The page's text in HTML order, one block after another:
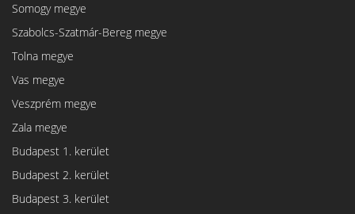
Somogy megye
Szabolcs-Szatmár-Bereg megye
Tolna megye
Vas megye
Veszprém megye
Zala megye
Budapest 1. kerület
Budapest 2. kerület
Budapest 3. kerület